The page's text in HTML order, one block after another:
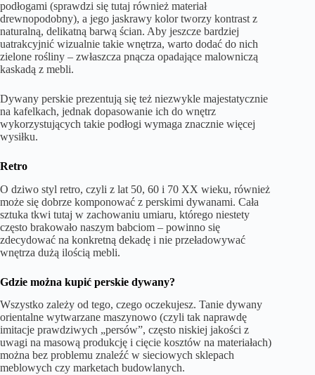
podłogami (sprawdzi się tutaj również materiał
drewnopodobny), a jego jaskrawy kolor tworzy kontrast z
naturalną, delikatną barwą ścian. Aby jeszcze bardziej
uatrakcyjnić wizualnie takie wnętrza, warto dodać do nich
zielone rośliny – zwłaszcza pnącza opadające malowniczą
kaskadą z mebli.
Dywany perskie prezentują się też niezwykle majestatycznie
na kafelkach, jednak dopasowanie ich do wnętrz
wykorzystujących takie podłogi wymaga znacznie więcej
wysiłku.
Retro
O dziwo styl retro, czyli z lat 50, 60 i 70 XX wieku, również
może się dobrze komponować z perskimi dywanami. Cała
sztuka tkwi tutaj w zachowaniu umiaru, którego niestety
często brakowało naszym babciom – powinno się
zdecydować na konkretną dekadę i nie przeładowywać
wnętrza dużą ilością mebli.
Gdzie można kupić perskie dywany?
Wszystko zależy od tego, czego oczekujesz. Tanie dywany
orientalne wytwarzane maszynowo (czyli tak naprawdę
imitacje prawdziwych „persów”, często niskiej jakości z
uwagi na masową produkcję i cięcie kosztów na materiałach)
można bez problemu znaleźć w sieciowych sklepach
meblowych czy marketach budowlanych.